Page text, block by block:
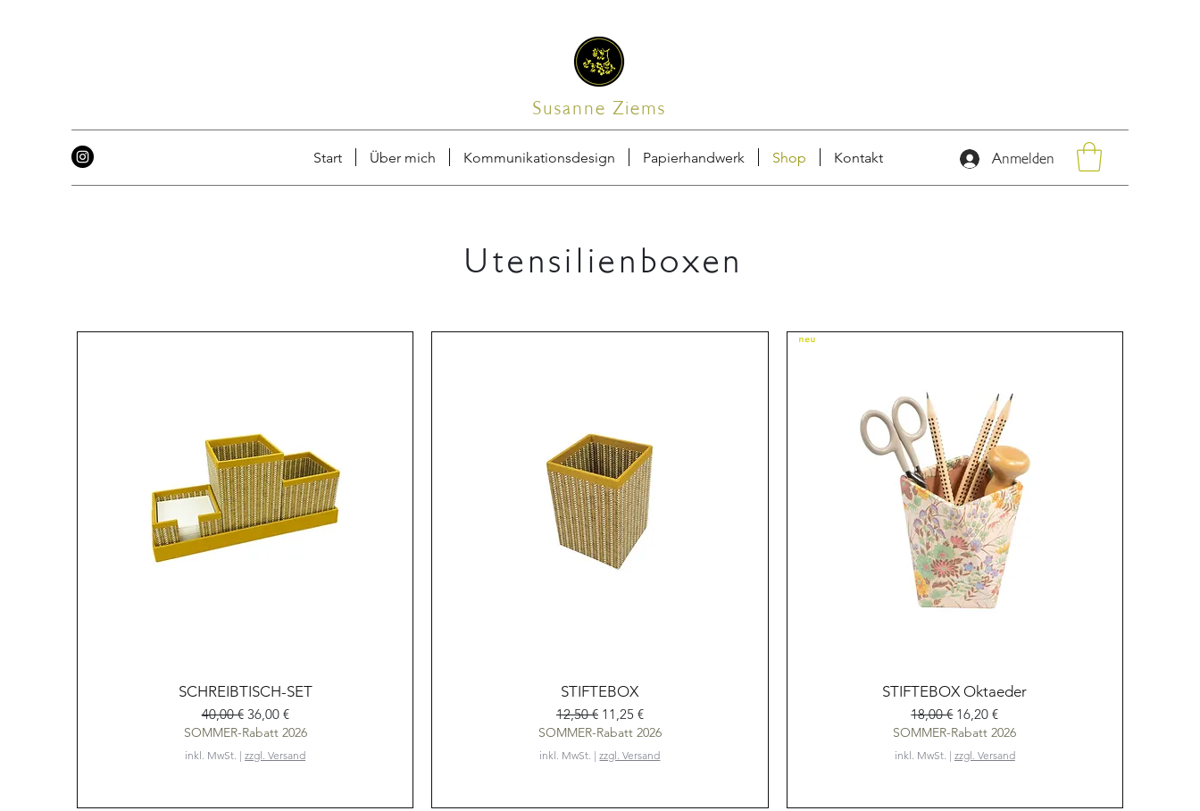
Susanne Ziems
Start Über mich Kommunikationsdesign Papierhandwerk Shop Kontakt Anmelden
Utensilienboxen
Schnellansicht
SCHREIBTISCH-SET
Standardpreis
40,00 € Sale-Preis
36,00 €
SOMMER-Rabatt 2026
inkl. MwSt. |zzgl. Versand
Schnellansicht
STIFTEBOX
Standardpreis
12,50 € Sale-Preis
11,25 €
SOMMER-Rabatt 2026
inkl. MwSt. |zzgl. Versand
Schnellansicht
NEU
STIFTEBOX Oktaeder
Standardpreis
18,00 € Sale-Preis
16,20 €
SOMMER-Rabatt 2026
inkl. MwSt. | zzgl. Versand